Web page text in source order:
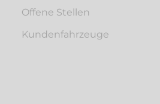
Offene Stellen
Kunden­fahrzeuge